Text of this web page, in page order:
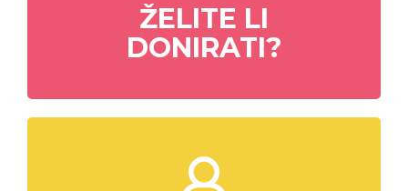
ŽELITE LI
DONIRATI?